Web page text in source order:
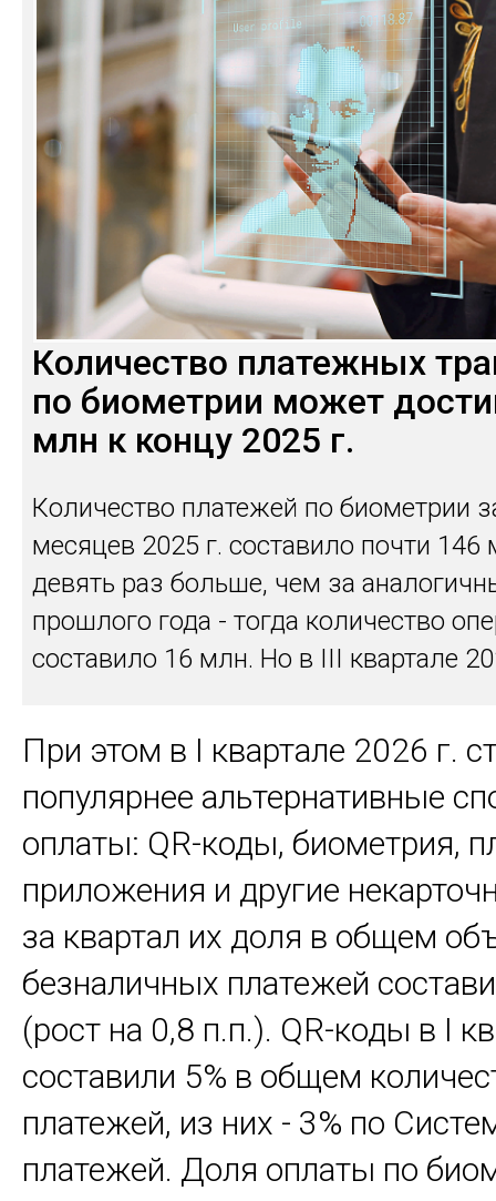
Количество платежных
по биометрии может
млн к концу 2025 г.
Количество платежей по биометрии
месяцев 2025 г. составило почти 146
девять раз больше, чем за
прошлого года - тогда количество
составило 16 млн. Но в III квартале
Количество биометрических
2025 г. может составить 200 млн.
При этом в I квартале 2026 г.
популярнее альтернативные
оплаты: QR-коды, биометрия,
приложения и другие
за квартал их доля в общем
безналичных платежей
(рост на 0,8 п.п.). QR-коды в I
составили 5% в общем
платежей, из них - 3% по
платежей. Доля оплаты по